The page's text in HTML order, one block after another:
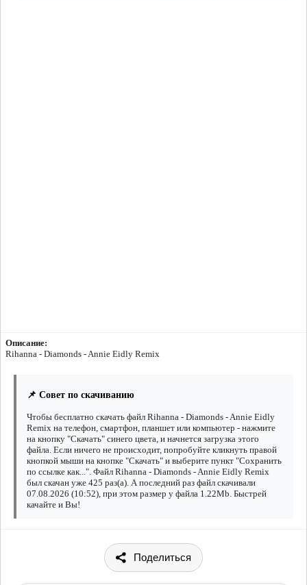
Описание:
Rihanna - Diamonds - Annie Eidly Remix
📌 Совет по скачиванию
Чтобы бесплатно скачать файл Rihanna - Diamonds - Annie Eidly
Remix на телефон, смартфон, планшет или компьютер - нажмите
на кнопку "Скачать" синего цвета, и начнется загрузка этого
файла. Если ничего не происходит, попробуйте кликнуть правой
кнопкой мыши на кнопке "Скачать" и выберите пункт "Сохранить
по ссылке как...". Файл Rihanna - Diamonds - Annie Eidly Remix
был скачан уже 425 раз(а). А последний раз файл скачивали
07.08.2026 (10:52), при этом размер у файла 1.22Mb. Быстрей
качайте и Вы!
Поделиться